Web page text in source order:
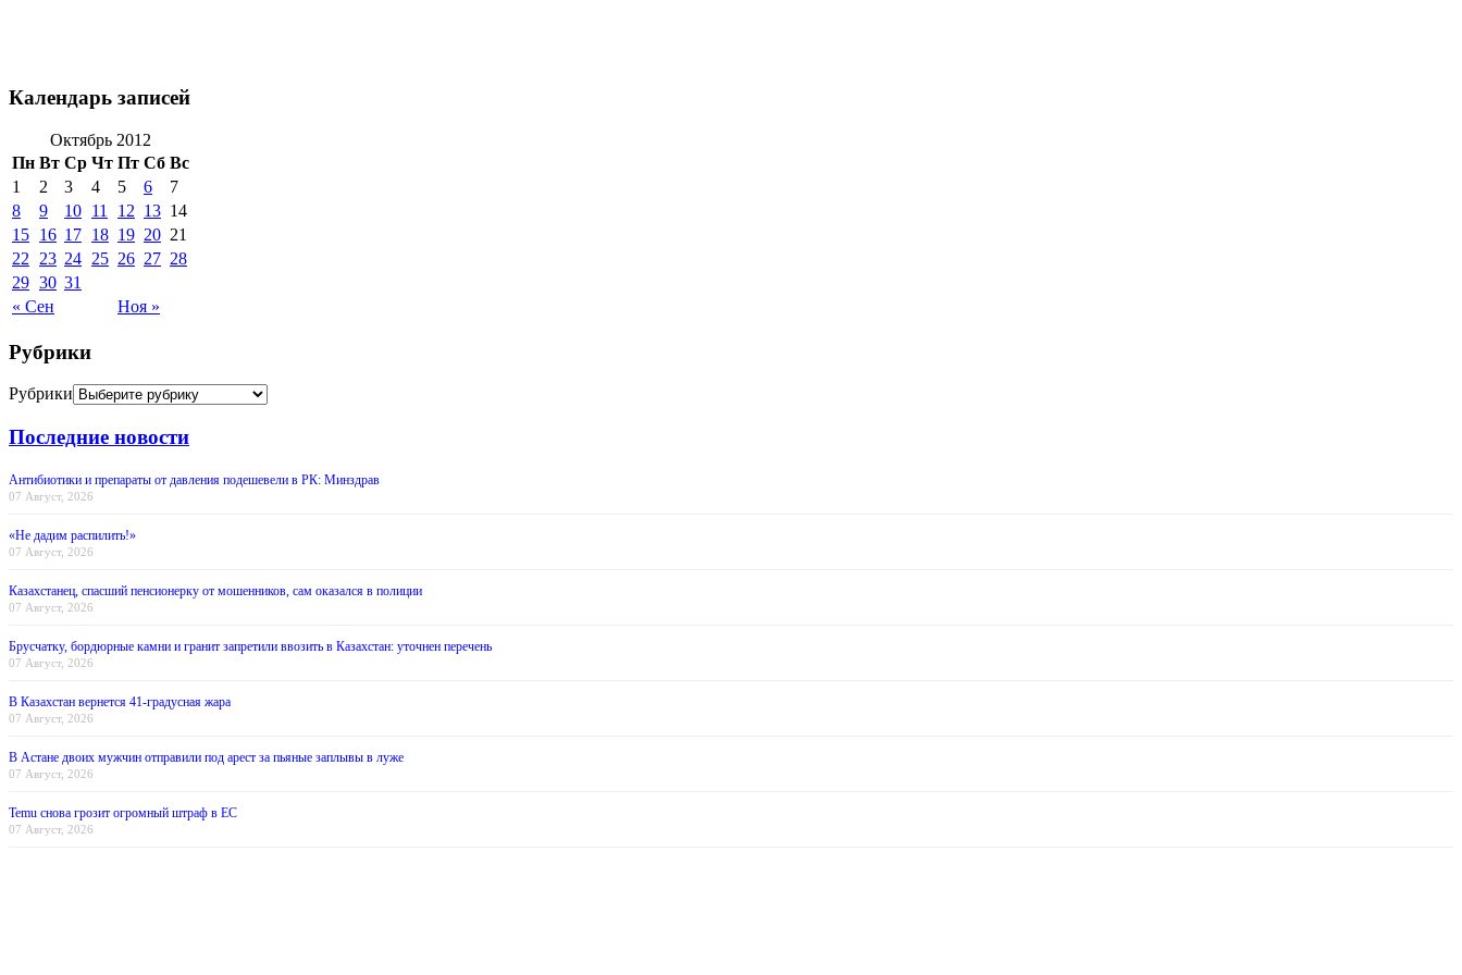
Календарь записей
Октябрь 2012
Пн Вт Ср Чт Пт Сб Вс
« Сен Ноя »
1 2 3 4 5 6
7
8
9 10 11 12 13 14
15 16 17 18 19 20 21
22
23 24 25 26 27 28
29 30 31
Рубрики
Рубрики
Последние новости
Антибиотики и препараты от давления подешевели в РК: Минздрав
07 Август, 2026
«Не дадим распилить!»
07 Август, 2026
Казахстанец, спасший пенсионерку от мошенников, сам оказался в полиции
07 Август, 2026
Брусчатку, бордюрные камни и гранит запретили ввозить в Казахстан: уточнен перечень
07 Август, 2026
В Казахстан вернется 41-градусная жара
07 Август, 2026
В Астане двоих мужчин отправили под арест за пьяные заплывы в луже
07 Август, 2026
Temu снова грозит огромный штраф в ЕС
07 Август, 2026